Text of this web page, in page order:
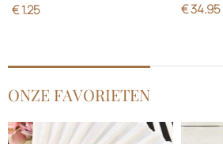
€1.25
€34.95
ONZE FAVORIETEN